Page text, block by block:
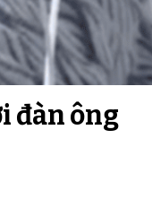
đàn ông